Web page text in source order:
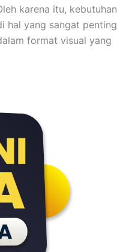
karena itu, kebutuhan
hal yang sangat penting
format visual yang